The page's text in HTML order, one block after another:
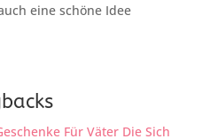
eine schöne Idee
Für Väter Die Sich